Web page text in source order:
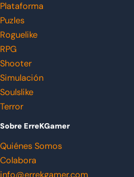
Plataforma
Puzles
Roguelike
RPG
Shooter
Simulación
Soulslike
Terror
Sobre ErreKGamer
Quiénes Somos
Colabora